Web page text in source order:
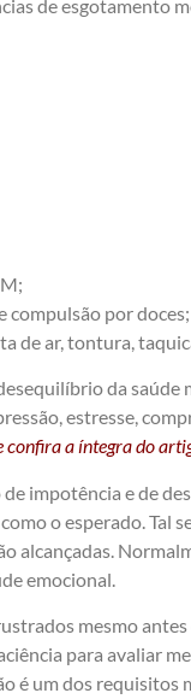
de esgotamento
compulsão por doces;
de ar, tontura,
da
estresse,
confira a íntegra do
de impotência e de
o esperado. Tal
alcançadas.
emocional.
mesmo
para avaliar
é um dos requisitos